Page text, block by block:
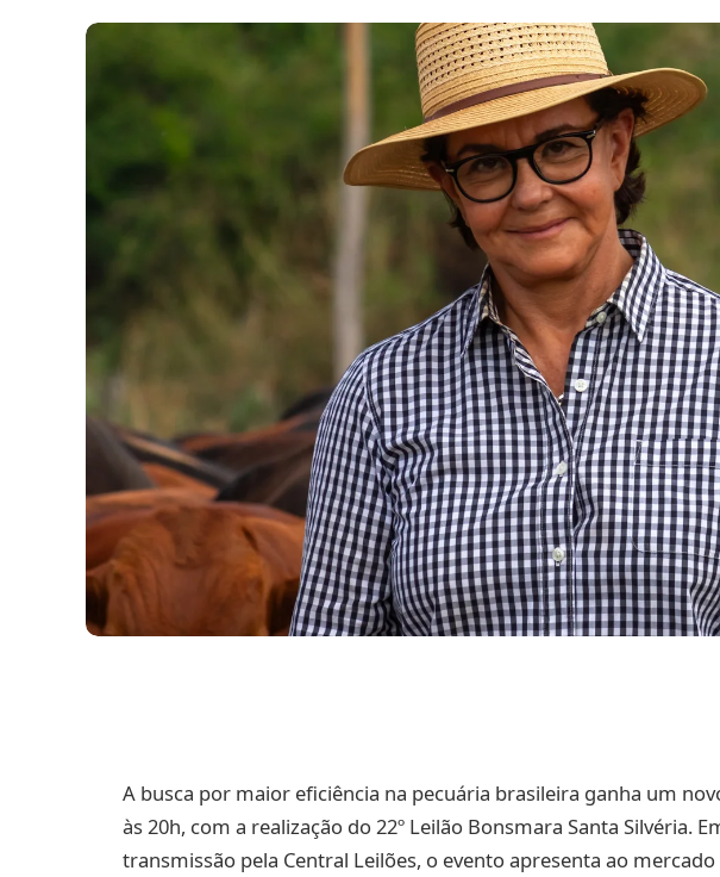
A busca por maior eficiência na pecuária brasileira ganha um
às 20h, com a realização do 22º Leilão Bonsmara Santa Silvéria.
transmissão pela Central Leilões, o evento apresenta ao